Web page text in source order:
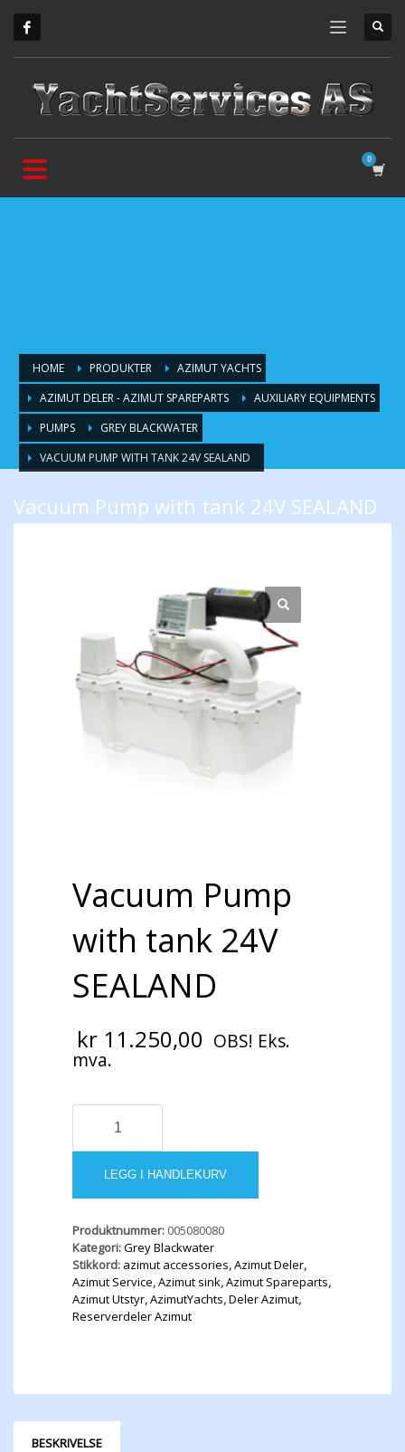
HOME PRODUKTER
AZIMUT YACHTS
AZIMUT DELER - AZIMUT SPAREPARTS
AUXILIARY EQUIPMENTS
PUMPS
GREY BLACKWATER
VACUUM PUMP WITH TANK 24V SEALAND
Vacuum Pump with tank 24V SEALAND
Vacuum Pump
with tank 24V
SEALAND
kr 11.250,00 OBS! Eks.
mva.
Vacuum
with
SEALAND
LEGG I HANDLEKURV
Produktnummer: 005080080
Kategori:Grey Blackwater
Stikkord: azimut accessories,Azimut Deler,
Azimut Service,Azimut sink,Azimut Spareparts,
Azimut Utstyr,AzimutYachts,Deler Azimut,
Reserverdeler Azimut
BESKRIVELSE